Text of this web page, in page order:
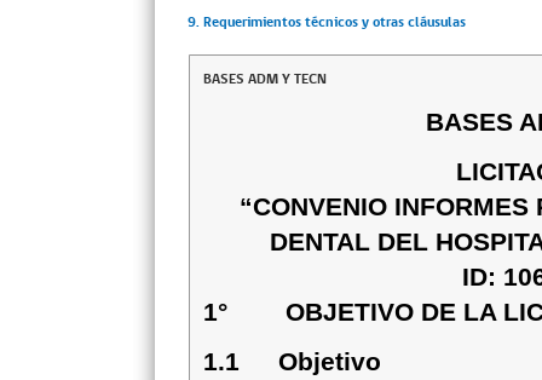
9. Requerimientos técnicos y otras cláusulas
BASES ADM Y TECN
BASES
“CONVENIO INFORMES
DENTAL DEL
ID:
1° OBJETIVO DE LA
1.1
Objetivo